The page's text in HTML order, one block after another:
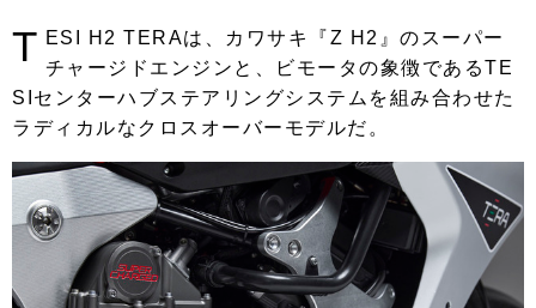
T ESI H2 TERAは、カワサキ『Z H2』のスーパー
チャージドエンジンと、ビモータの象徴であるTE
SIセンターハブステアリングシステムを組み合わせた
ラディカルなクロスオーバーモデルだ。